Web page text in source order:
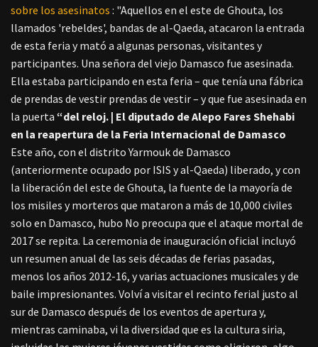
sobre los asesinatos : "Aquellos en el este de Ghouta, los
llamados 'rebeldes', bandas de al-Qaeda, atacaron la entrada
de esta feria y mató a algunas personas, visitantes y
participantes. Una señora del viejo Damasco fue asesinada.
Ella estaba participando en esta feria – que tenía una fábrica
de prendas de vestir prendas de vestir – y que fue asesinada en
la puerta “del reloj. | El diputado de Alepo Fares Shehabi
en la reapertura de la Feria Internacional de Damasco
Este año, con el distrito Yarmouk de Damasco
(anteriormente ocupado por ISIS y al-Qaeda) liberado, y con
la liberación del este de Ghouta, la fuente de la mayoría de
los misiles y morteros que mataron a más de 10,000 civiles
solo en Damasco, hubo No preocupa que el ataque mortal de
2017 se repita. La ceremonia de inauguración oficial incluyó
un resumen anual de las seis décadas de ferias pasadas,
menos los años 2012-16, y varias actuaciones musicales y de
baile impresionantes. Volví a visitar el recinto ferial justo al
sur de Damasco después de los eventos de apertura y,
mientras caminaba, vi la diversidad que es la cultura siria,